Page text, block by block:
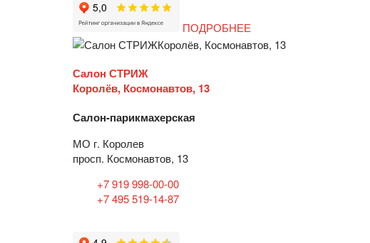
ПОДРОБНЕЕ
Салон СТРИЖ
Королёв, Космонавтов, 13
Салон-парикмахерская
МО г. Королев
просп. Космонавтов, 13
+7 919 998-00-00
+7 495 519-14-87